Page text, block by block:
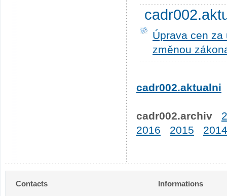
Úprava cen
změnou
cadr002.aktualni
cadr002.archiv
2016
2015 2014
Contacts Informations